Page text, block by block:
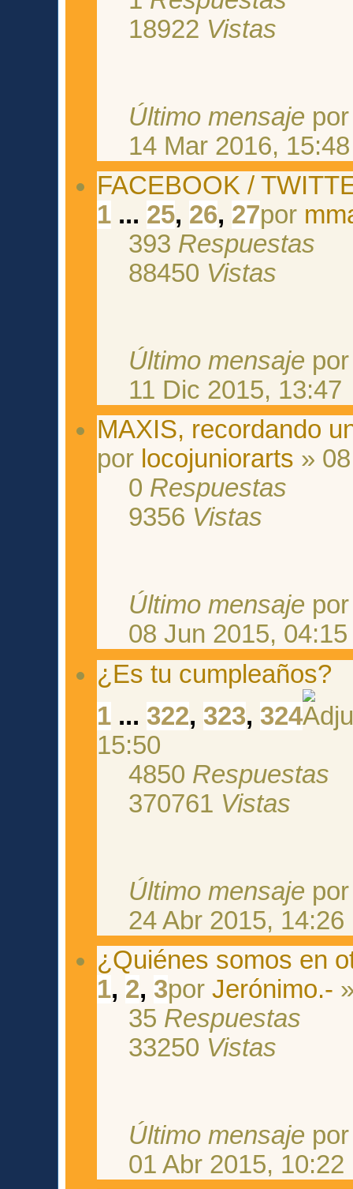
18922 Vistas
Último mensaje
14 Mar 2016, 15:48
FACEBOOK /
1 ... 25, 26, 27por
393 Respuestas
88450 Vistas
Último mensaje
11 Dic 2015, 13:47
MAXIS, recordando
por locojuniorarts »
0 Respuestas
9356 Vistas
Último mensaje
08 Jun 2015, 04:15
¿Es tu cumpleaños?
1 ... 322, 323, 324
15:50
4850 Respuestas
370761 Vistas
Último mensaje
24 Abr 2015, 14:26
¿Quiénes somos en
1, 2, 3porJerónimo.-
35 Respuestas
33250 Vistas
Último mensaje
01 Abr 2015, 10:22